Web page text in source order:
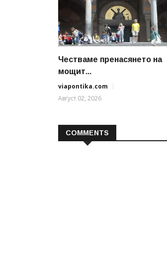
Честваме пренасянето на
мощит...
viapontika.com
Август 02, 2026
COMMENTS